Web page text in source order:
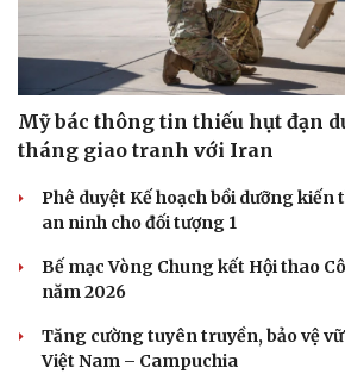
Mỹ bác thông tin thiếu hụt đạn
tháng giao tranh với Iran
Phê duyệt Kế hoạch bồi dưỡng kiến
an ninh cho đối tượng 1
Bế mạc Vòng Chung kết Hội thao
năm 2026
Tăng cường tuyên truyền, bảo vệ
Việt Nam – Campuchia